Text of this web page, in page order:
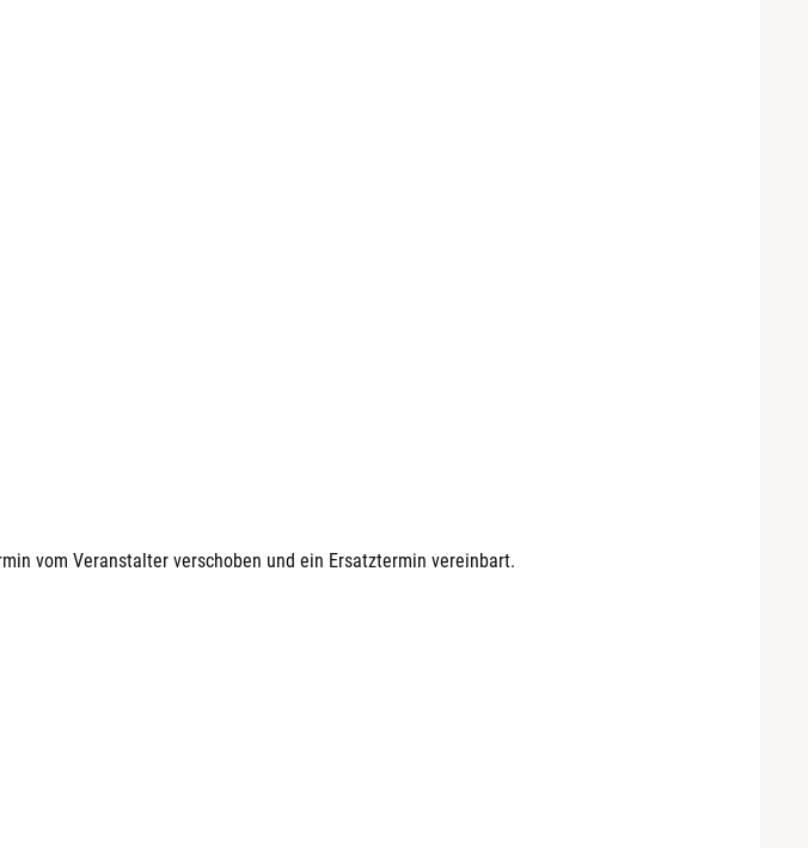
vom Veranstalter verschoben und ein Ersatztermin vereinbart.